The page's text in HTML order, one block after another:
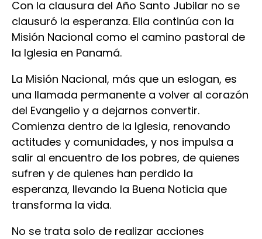
Con la clausura del Año Santo Jubilar no se
clausuró la esperanza. Ella continúa con la
Misión Nacional como el camino pastoral de
la Iglesia en Panamá.
La Misión Nacional, más que un eslogan, es
una llamada permanente a volver al corazón
del Evangelio y a dejarnos convertir.
Comienza dentro de la Iglesia, renovando
actitudes y comunidades, y nos impulsa a
salir al encuentro de los pobres, de quienes
sufren y de quienes han perdido la
esperanza, llevando la Buena Noticia que
transforma la vida.
No se trata solo de realizar acciones